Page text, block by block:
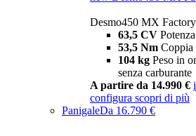
Desmo450 MX Factory
63,5 CV Potenza
53,5 Nm Coppia
104 kg Peso in
senza carburante
A partire da 14.990 € i
configura scopri di più
PanigaleDa 16.790 €